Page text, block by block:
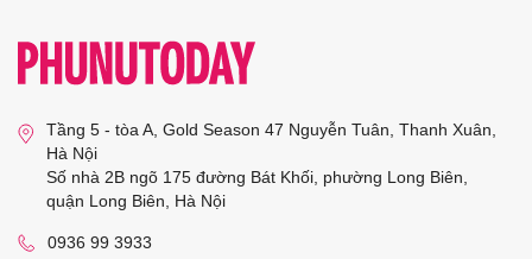
Tầng 5 - tòa A, Gold Season 47 Nguyễn Tuân, Thanh Xuân,
Hà Nội
Số nhà 2B ngõ 175 đường Bát Khối, phường Long Biên,
quận Long Biên, Hà Nội
0936 99 3933